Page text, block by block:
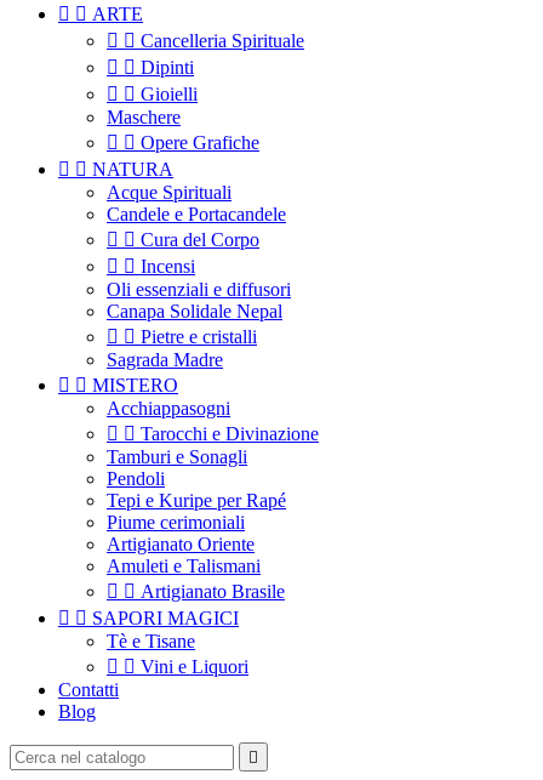
  ARTE
  Cancelleria Spirituale
  Dipinti
  Gioielli
Maschere
  Opere Grafiche
  NATURA
Acque Spirituali
Candele e Portacandele
  Cura del Corpo
  Incensi
Oli essenziali e diffusori
Canapa Solidale Nepal
  Pietre e cristalli
Sagrada Madre
  MISTERO
Acchiappasogni
  Tarocchi e Divinazione
Tamburi e Sonagli
Pendoli
Tepi e Kuripe per Rapé
Piume cerimoniali
Artigianato Oriente
Amuleti e Talismani
  Artigianato Brasile
  SAPORI MAGICI
Tè e Tisane
  Vini e Liquori
Contatti
Blog
